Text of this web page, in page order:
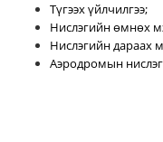
Түгээх үйлчилгээ;
Нислэгийн өмнөх
Нислэгийн дараах
Аэродромын